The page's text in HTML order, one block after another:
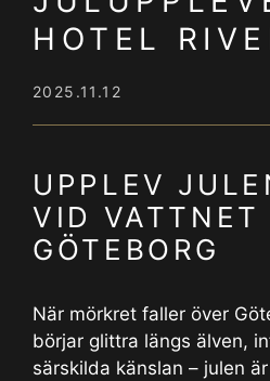
HOTEL
2025.11.12
UPPLEV
VID VATTNET
GÖTEBORG
När mörkret faller över
börjar glittra längs älven,
särskilda känslan – julen